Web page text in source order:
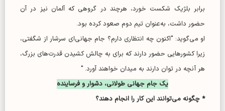
برابر بلژیک شکست خورد، هرچند در گروهی که آلمان نیز در آن
حضور داشت، به‌عنوان تیم دوم صعود کرده بود.
او می‌گوید: "اکنون چه انتظاری دارم؟ جام جهانی‌ای سرشار از شگفتی،
زیرا کشور‌هایی حضور دارند که برای به چالش کشیدن قدرت‌های بزرگ،
هر آنچه در توان دارند به میدان خواهند آورد. "
یک جام جهانی طولانی، دشوار و فرساینده
* چگونه می‌توانند این کار را انجام دهند؟